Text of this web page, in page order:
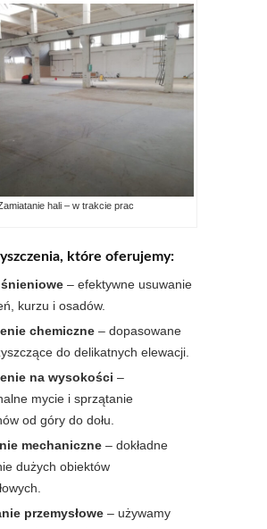
hali – w trakcie prac
które oferujemy:
– efektywne usuwanie
kurzu i osadów.
chemiczne – dopasowane
do delikatnych elewacji.
na wysokości –
mycie i sprzątanie
od góry do dołu.
mechaniczne – dokładne
dużych obiektów
przemysłowe – używamy